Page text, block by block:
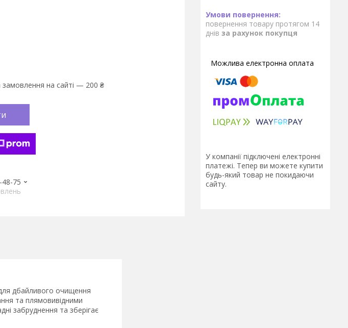
замовлення на сайті — 200 ₴
75
повернення товару протягом 14
днів за рахунок покупця
У компанії підключені електронні
платежі. Тепер ви можете купити
будь-який товар не покидаючи
сайту.
дбайливого очищення
та плямовивідними
забруднення та зберігає